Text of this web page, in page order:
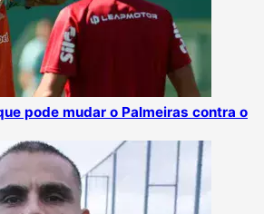
pode mudar o Palmeiras contra o